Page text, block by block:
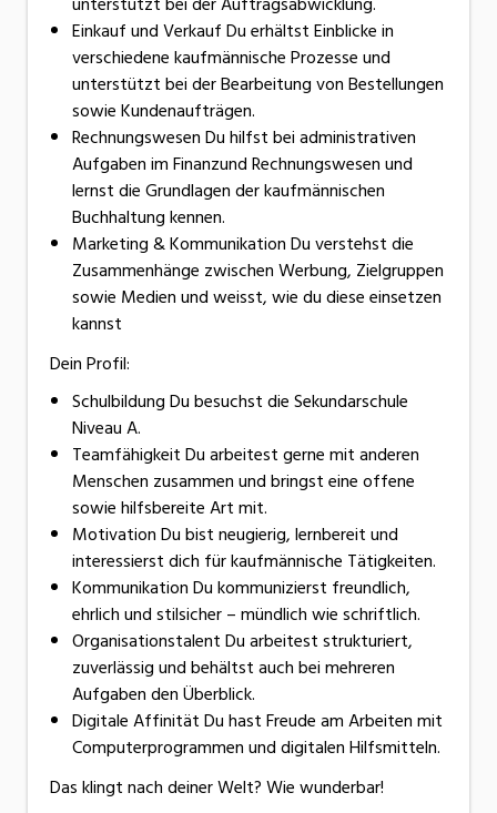
Einkauf und Verkauf Du erhältst Einblicke in
verschiedene kaufmännische Prozesse und
unterstützt bei der Bearbeitung von Bestellungen
sowie Kundenaufträgen.
Rechnungswesen Du hilfst bei administrativen
Aufgaben im Finanzund Rechnungswesen und
lernst die Grundlagen der kaufmännischen
Buchhaltung kennen.
Marketing & Kommunikation Du verstehst die
Zusammenhänge zwischen Werbung, Zielgruppen
sowie Medien und weisst, wie du diese einsetzen
kannst
Dein Profil:
Schulbildung Du besuchst die Sekundarschule
Niveau A.
Teamfähigkeit Du arbeitest gerne mit anderen
Menschen zusammen und bringst eine offene
sowie hilfsbereite Art mit.
Motivation Du bist neugierig, lernbereit und
interessierst dich für kaufmännische Tätigkeiten.
Kommunikation Du kommunizierst freundlich,
ehrlich und stilsicher – mündlich wie schriftlich.
Organisationstalent Du arbeitest strukturiert,
zuverlässig und behältst auch bei mehreren
Aufgaben den Überblick.
Digitale Affinität Du hast Freude am Arbeiten mit
Computerprogrammen und digitalen Hilfsmitteln.
Das klingt nach deiner Welt? Wie wunderbar!